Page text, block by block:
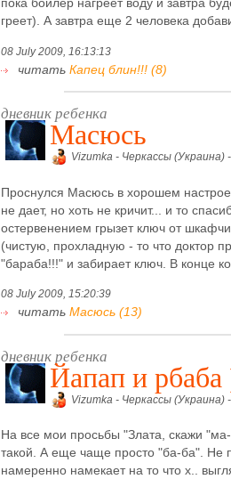
пока бойлер нагреет воду и завтра
греет). А завтра еще 2 человека
08 July 2009, 16:13:13
читать Капец блин!!! (8)
дневник ребенка
Масюсь
Vizumka - Черкассы (Украина)
Проснулся Масюсь в хорошем
не дает, но хоть не кричит... и то
остервенением грызет ключ от
(чистую, прохладную - то что доктор
"бараба!!!" и забирает ключ. В конце
08 July 2009, 15:20:39
читать Масюсь (13)
дневник ребенка
Йапап и
Vizumka - Черкассы (Украина)
На все мои просьбы "Злата, скажи
такой. А еще чаще просто "ба-ба". Не
намеренно намекает на то что х..